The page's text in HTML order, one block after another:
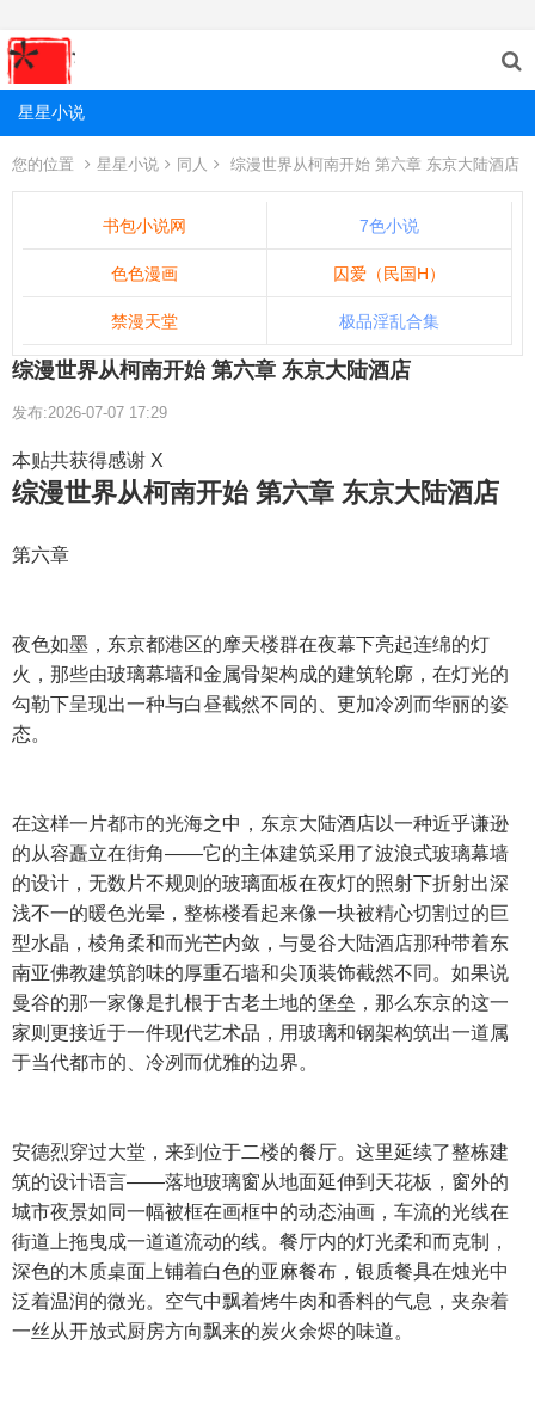
星星小说
您的位置 星星小说 同人 综漫世界从柯南开始 第六章 东京大陆酒店
书包小说网 7色小说
色色漫画 囚爱（民国H）
禁漫天堂 极品淫乱合集
综漫世界从柯南开始 第六章 东京大陆酒店
发布:2026-07-07 17:29
本贴共获得感谢 X
综漫世界从柯南开始 第六章 东京大陆酒店
第六章
夜色如墨，东京都港区的摩天楼群在夜幕下亮起连绵的灯
火，那些由玻璃幕墙和金属骨架构成的建筑轮廓，在灯光的
勾勒下呈现出一种与白昼截然不同的、更加冷冽而华丽的姿
态。
在这样一片都市的光海之中，东京大陆酒店以一种近乎谦逊
的从容矗立在街角——它的主体建筑采用了波浪式玻璃幕墙
的设计，无数片不规则的玻璃面板在夜灯的照射下折射出深
浅不一的暖色光晕，整栋楼看起来像一块被精心切割过的巨
型水晶，棱角柔和而光芒内敛，与曼谷大陆酒店那种带着东
南亚佛教建筑韵味的厚重石墙和尖顶装饰截然不同。如果说
曼谷的那一家像是扎根于古老土地的堡垒，那么东京的这一
家则更接近于一件现代艺术品，用玻璃和钢架构筑出一道属
于当代都市的、冷冽而优雅的边界。
安德烈穿过大堂，来到位于二楼的餐厅。这里延续了整栋建
筑的设计语言——落地玻璃窗从地面延伸到天花板，窗外的
城市夜景如同一幅被框在画框中的动态油画，车流的光线在
街道上拖曳成一道道流动的线。餐厅内的灯光柔和而克制，
深色的木质桌面上铺着白色的亚麻餐布，银质餐具在烛光中
泛着温润的微光。空气中飘着烤牛肉和香料的气息，夹杂着
一丝从开放式厨房方向飘来的炭火余烬的味道。